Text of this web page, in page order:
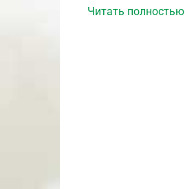
Читать полностью